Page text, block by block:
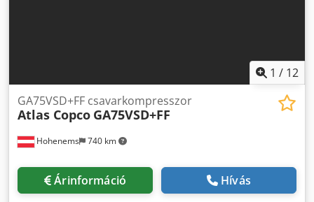
1 / 12
Hohenems 740 km
GA75VSD+FF csavarkompresszor
Atlas Copco GA75VSD+FF
Árinformáció Hívás